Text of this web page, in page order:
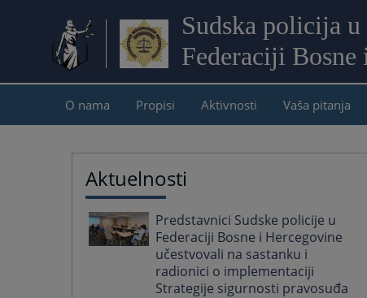
Sudska policija u
Federaciji Bosne
O nama Propisi Aktivnosti Vaša pitanja
Aktuelnosti
Predstavnici Sudske policije u
Federaciji Bosne i Hercegovine
učestvovali na sastanku i
radionici o implementaciji
Strategije sigurnosti pravosuđa